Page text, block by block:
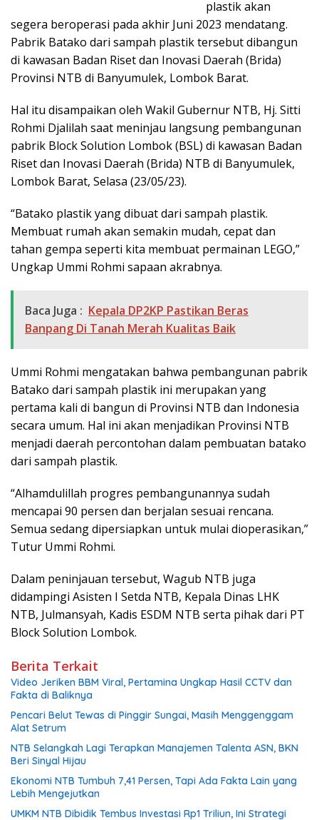
plastik akan
segera beroperasi pada akhir Juni 2023 mendatang.
Pabrik Batako dari sampah plastik tersebut dibangun
di kawasan Badan Riset dan Inovasi Daerah (Brida)
Provinsi NTB di Banyumulek, Lombok Barat.
Hal itu disampaikan oleh Wakil Gubernur NTB, Hj. Sitti
Rohmi Djalilah saat meninjau langsung pembangunan
pabrik Block Solution Lombok (BSL) di kawasan Badan
Riset dan Inovasi Daerah (Brida) NTB di Banyumulek,
Lombok Barat, Selasa (23/05/23).
“Batako plastik yang dibuat dari sampah plastik.
Membuat rumah akan semakin mudah, cepat dan
tahan gempa seperti kita membuat permainan LEGO,”
Ungkap Ummi Rohmi sapaan akrabnya.
Baca Juga : Kepala DP2KP Pastikan Beras
Banpang Di Tanah Merah Kualitas Baik
Ummi Rohmi mengatakan bahwa pembangunan pabrik
Batako dari sampah plastik ini merupakan yang
pertama kali di bangun di Provinsi NTB dan Indonesia
secara umum. Hal ini akan menjadikan Provinsi NTB
menjadi daerah percontohan dalam pembuatan batako
dari sampah plastik.
“Alhamdulillah progres pembangunannya sudah
mencapai 90 persen dan berjalan sesuai rencana.
Semua sedang dipersiapkan untuk mulai dioperasikan,”
Tutur Ummi Rohmi.
Dalam peninjauan tersebut, Wagub NTB juga
didampingi Asisten I Setda NTB, Kepala Dinas LHK
NTB, Julmansyah, Kadis ESDM NTB serta pihak dari PT
Block Solution Lombok.
Berita Terkait
Video Jeriken BBM Viral, Pertamina Ungkap Hasil CCTV dan
Fakta di Baliknya
Pencari Belut Tewas di Pinggir Sungai, Masih Menggenggam
Alat Setrum
NTB Selangkah Lagi Terapkan Manajemen Talenta ASN, BKN
Beri Sinyal Hijau
Ekonomi NTB Tumbuh 7,41 Persen, Tapi Ada Fakta Lain yang
Lebih Mengejutkan
UMKM NTB Dibidik Tembus Investasi Rp1 Triliun, Ini Strategi